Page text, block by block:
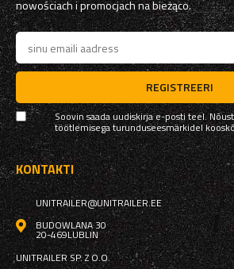
nowościach i promocjach na bieżąco.
REGISTREERI
Soovin saada uudiskirja e-posti teel.
töötlemisega turunduseesmärkidel
KONTAKTI
UNITRAILER@UNITRAILER.EE
BUDOWLANA 30
20-469LUBLIN
UNITRAILER SP. Z O.O.